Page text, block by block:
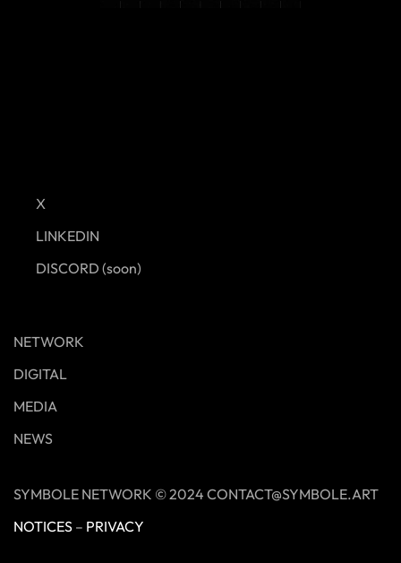
X
LINKEDIN
DISCORD (soon)
NETWORK
DIGITAL
MEDIA
NEWS
SYMBOLE NETWORK © 2024 CONTACT@SYMBOLE.ART
NOTICES – PRIVACY